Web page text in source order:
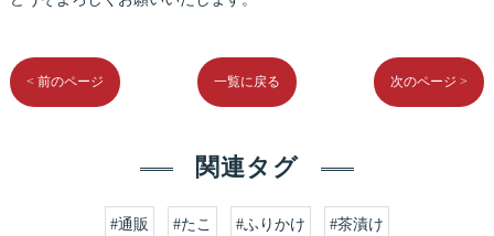
< 前のページ 一覧に戻る 次のページ >
関連タグ
#通販 #たこ #ふりかけ #茶漬け